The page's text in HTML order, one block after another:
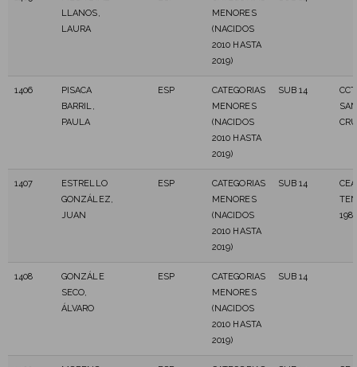
LLANOS,
LAURA
MENORES
(NACIDOS
2010 HASTA
2019)
1406
PISACA
BARRIL,
PAULA
ESP
CATEGORIAS
MENORES
(NACIDOS
2010 HASTA
2019)
SUB 14
CCT
1407
ESTRELLO
GONZÁLEZ,
JUAN
ESP
CATEGORIAS
MENORES
(NACIDOS
2010 HASTA
2019)
SUB 14
1408
GONZÁLE
SECO,
ÁLVARO
ESP
CATEGORIAS
MENORES
(NACIDOS
2010 HASTA
2019)
SUB 14